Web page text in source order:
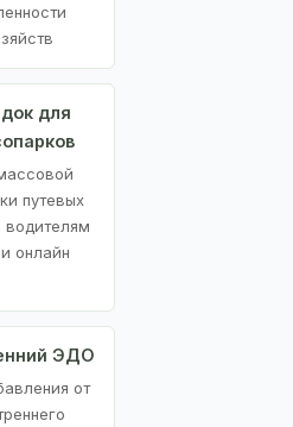
для
путевых
водителям
онлайн
ЭДО
от